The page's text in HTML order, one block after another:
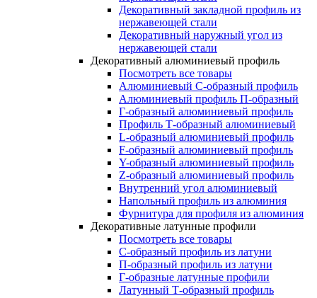
Декоративный закладной профиль из
нержавеющей стали
Декоративный наружный угол из
нержавеющей стали
Декоративный алюминиевый профиль
Посмотреть все товары
Алюминиевый С-образный профиль
Алюминиевый профиль П-образный
Г-образный алюминиевый профиль
Профиль Т-образный алюминиевый
L-образный алюминиевый профиль
F-образный алюминиевый профиль
Y-образный алюминиевый профиль
Z-образный алюминиевый профиль
Внутренний угол алюминиевый
Напольный профиль из алюминия
Фурнитура для профиля из алюминия
Декоративные латунные профили
Посмотреть все товары
C-образный профиль из латуни
П-образный профиль из латуни
Г-образные латунные профили
Латунный Т-образный профиль